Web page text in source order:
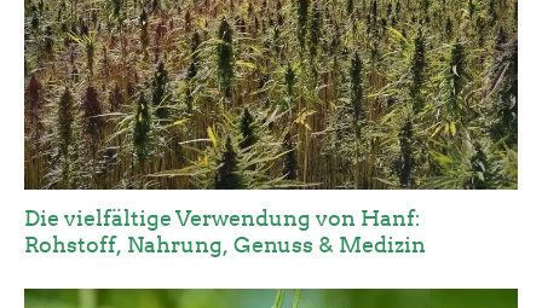
Die vielfältige Verwendung von Hanf:
Rohstoff, Nahrung, Genuss & Medizin